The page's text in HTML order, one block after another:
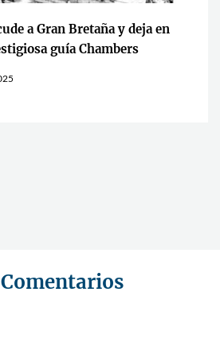
Comentarios